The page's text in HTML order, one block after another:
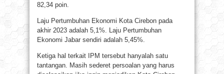
82,34 poin.
Laju Pertumbuhan Ekonomi Kota Cirebon pada
akhir 2023 adalah 5,1%. Laju Pertumbuhan
Ekonomi Jabar sendiri adalah 5,45%.
Ketiga hal terkait IPM tersebut hanyalah satu
tantangan. Masih sederet persoalan yang harus